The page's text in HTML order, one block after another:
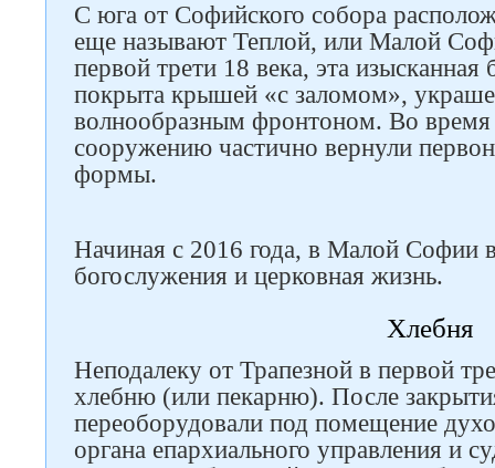
С юга от Софийского собора
еще называют Теплой, или Малой
первой трети 18 века, эта изысканная
покрыта крышей «с заломом»,
волнообразным фронтоном. Во время
сооружению частично вернули
формы.
Начиная с 2016 года, в Малой Софии
богослужения и церковная жизнь.
Хлебня
Неподалеку от Трапезной в первой
хлебню (или пекарню). После
переоборудовали под помещение
органа епархиального управления и